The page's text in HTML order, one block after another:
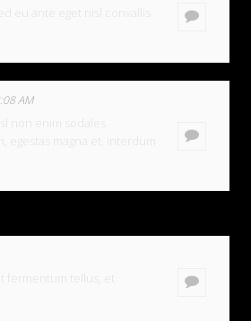
eu ante eget nisl convallis
AM
non enim sodales
egestas magna et, interdum
fermentum tellus, et